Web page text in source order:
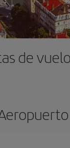
de